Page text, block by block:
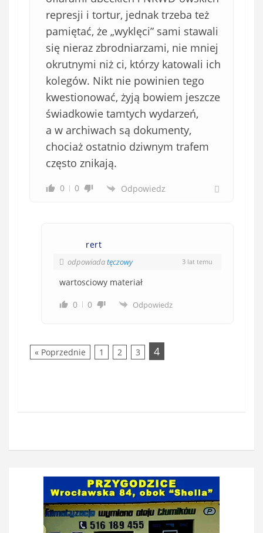
represji i tortur, jednak trzeba też
pamiętać, że „wyklęci” sami stawali
się nieraz zbrodniarzami, nie mniej
okrutnymi niż ci, którzy katowali ich
kolegów. Nikt nie powinien tego
kwestionować, żyją bowiem jeszcze
świadkowie tamtych wydarzeń,
a w archiwach są dokumenty,
chociaż ostatnio dziwnym trafem
często znikają.
0 0 Odpowiedz
rert
odpowiadatęczowy 3 lat temu
wartosciowy materiał
0
0 Odpowiedz
« Poprzednie 1 2 3 4